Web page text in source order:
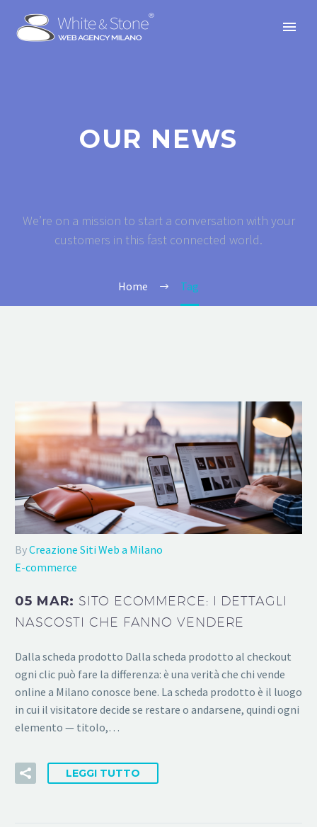
OUR NEWS
We’re on a mission to start a conversation with your
customers in this fast connected world.
Home Tag
ByCreazione Siti Web a Milano
E-commerce
05 MAR: SITO ECOMMERCE: I DETTAGLI
NASCOSTI CHE FANNO VENDERE
Dalla scheda prodotto Dalla scheda prodotto al checkout
ogni clic può fare la differenza: è una verità che chi vende
online a Milano conosce bene. La scheda prodotto è il luogo
in cui il visitatore decide se restare o andarsene, quindi ogni
elemento — titolo,…
LEGGI TUTTO